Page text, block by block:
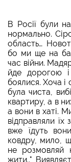
В Росії були
нормально.
область…
бо ми ще на
час війни.
йде дорогою і
боялися. Хоча
була чиста,
квартиру, а в
а вони в хаті.
відправляли їх
вже їдуть
ковдру, мило,
не розмовляй
жити.."